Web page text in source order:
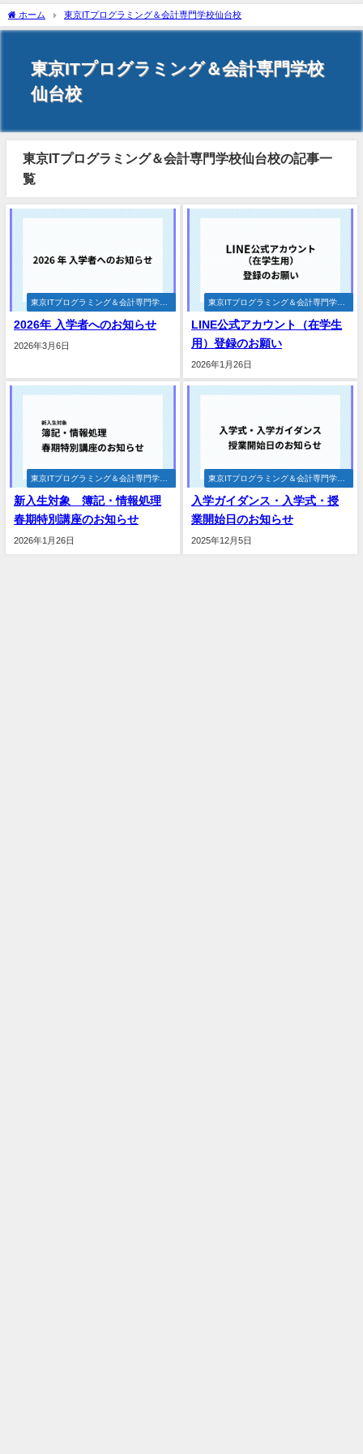
ホーム 東京ITプログラミング＆会計専門学校仙台校
東京ITプログラミング＆会計専門学校
仙台校
東京ITプログラミング＆会計専門学校仙台校の記事一
覧
東京ITプログラミング＆会計専門学校
2026年 入学者へのお知らせ
2026年3月6日
東京ITプログラミング＆会計専門学校
LINE公式アカウント（在学生
用）登録のお願い
2026年1月26日
東京ITプログラミング＆会計専門学校
新入生対象 簿記・情報処理
春期特別講座のお知らせ
2026年1月26日
東京ITプログラミング＆会計専門学校
入学ガイダンス・入学式・授
業開始日のお知らせ
2025年12月5日